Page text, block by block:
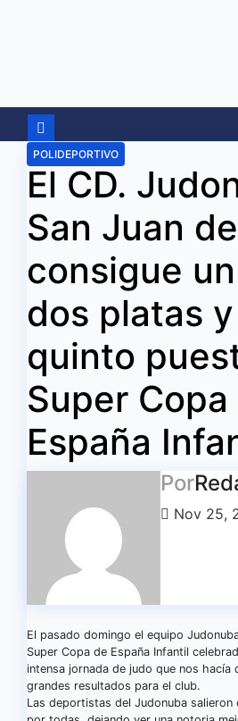
POLIDEPORTIVO
El CD.
San Juan
consigue
dos platas
quinto
Super Copa
España
Por
Nov 25,
El pasado domingo el equipo
Super Copa de España Infantil
intensa jornada de judo que nos hacía
grandes resultados para el club.
Las deportistas del Judonuba salieron